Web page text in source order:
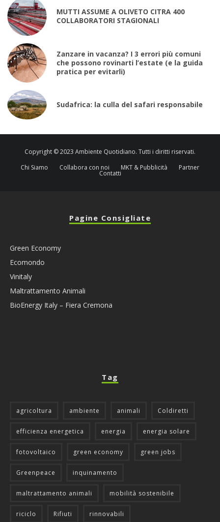
MUTTI ASSUME A OLIVETO CITRA 400
COLLABORATORI STAGIONALI
Zanzare in vacanza? I 3 errori più comuni
che possono rovinarti l’estate (e la guida
pratica per evitarli)
Sudafrica: la culla del safari responsabile
Copyright © 2023 Ambiente Quotidiano. Tutti i diritti riservati.
Chi Siamo
Collabora con noi MKT & Pubblicità Partner
Contatti
Pagine Consigliate
Green Economy
Ecomondo
Vinitaly
Maltrattamento Animali
BioEnergy Italy – Fiera Cremona
Tag
agricoltura ambiente animali Coldiretti
efficienza energetica energia energia solare
fotovoltaico green economy green jobs
Greenpeace inquinamento
maltrattamento animali mobilità sostenibile
riciclo Rifiuti rinnovabili